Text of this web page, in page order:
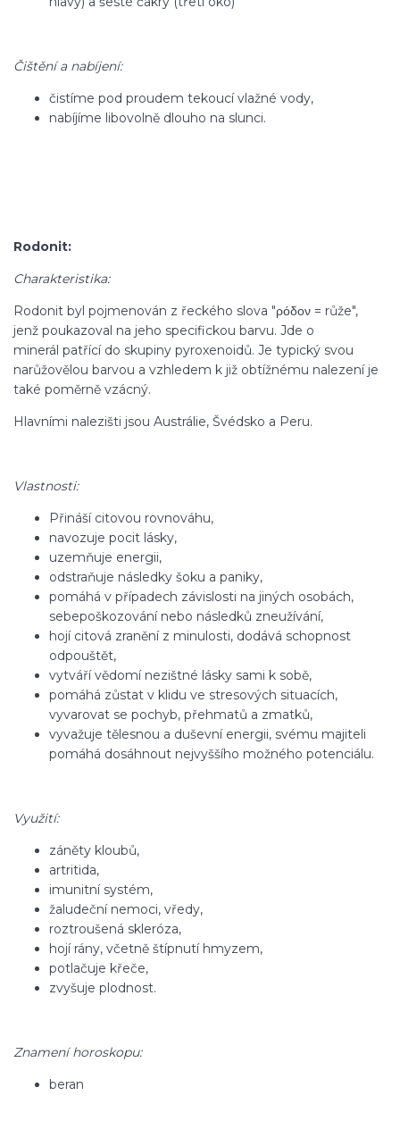
Čištění a nabíjení:
čistíme pod proudem tekoucí vlažné vody,
nabíjíme libovolně dlouho na slunci.
Rodonit:
Charakteristika:
Rodonit byl pojmenován z řeckého slova "ρόδον = růže",
jenž poukazoval na jeho specifickou barvu. Jde o
minerál patřící do skupiny pyroxenoidů. Je typický svou
narůžovělou barvou a vzhledem k již obtížnému nalezení je
také poměrně vzácný.
Hlavními nalezišti jsou Austrálie, Švédsko a Peru.
Vlastnosti:
Přináší citovou rovnováhu,
navozuje pocit lásky,
uzemňuje energii,
odstraňuje následky šoku a paniky,
pomáhá v případech závislosti na jiných osobách,
sebepoškozování nebo následků zneužívání,
hojí citová zranění z minulosti, dodává schopnost
odpouštět,
vytváří vědomí nezištné lásky sami k sobě,
pomáhá zůstat v klidu ve stresových situacích,
vyvarovat se pochyb, přehmatů a zmatků,
vyvažuje tělesnou a duševní energii, svému majiteli
pomáhá dosáhnout nejvyššího možného potenciálu.
Využití:
záněty kloubů,
artritida,
imunitní systém,
žaludeční nemoci, vředy,
roztroušená skleróza,
hojí rány, včetně štípnutí hmyzem,
potlačuje křeče,
zvyšuje plodnost.
Znamení horoskopu:
beran